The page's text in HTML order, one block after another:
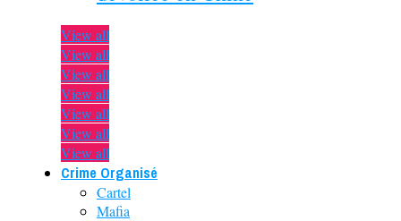
View all
View all
View all
View all
View all
View all
View all
Crime Organisé
Cartel
Mafia